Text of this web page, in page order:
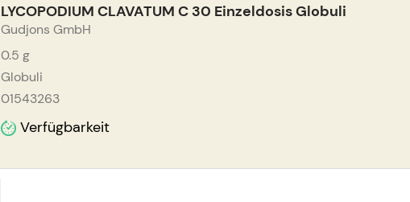
LYCOPODIUM CLAVATUM C 30 Einzeldosis Globuli
Gudjons GmbH
0.5 g
Globuli
01543263
Verfügbarkeit